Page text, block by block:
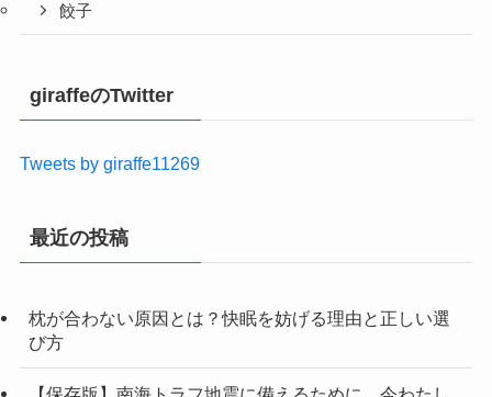
餃子
giraffeのTwitter
Tweets by giraffe11269
最近の投稿
枕が合わない原因とは？快眠を妨げる理由と正しい選
び方